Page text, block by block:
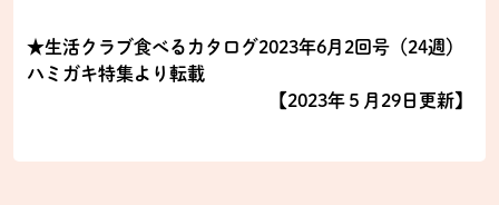
★生活クラブ食べるカタログ2023年6月2回号（24週）
ハミガキ特集より転載
【2023年５月29日更新】